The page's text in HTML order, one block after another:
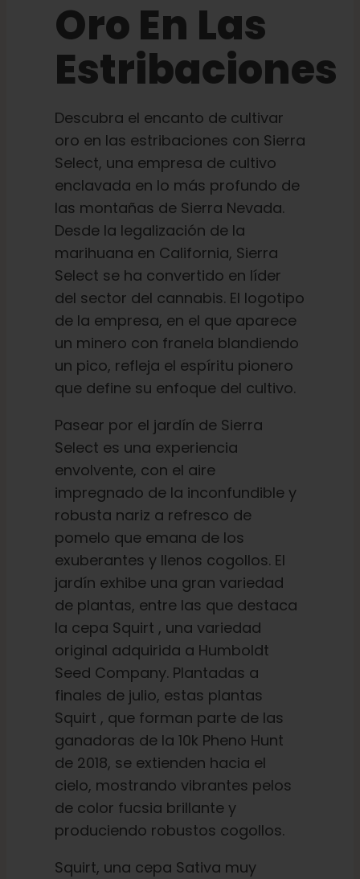
Aprenda
Acerca de
Caza de fenotipos
Preservación de la genética caribeña
Póngase en contacto con
Buscar:
Oro En Las
Estribaciones
Descubra el encanto de cultivar
oro en las estribaciones con Sierra
Select, una empresa de cultivo
enclavada en lo más profundo de
las montañas de Sierra Nevada.
Desde la legalización de la
marihuana en California, Sierra
Select se ha convertido en líder
del sector del cannabis. El logotipo
de la empresa, en el que aparece
un minero con franela blandiendo
un pico, refleja el espíritu pionero
que define su enfoque del cultivo.
Pasear por el jardín de Sierra
Select es una experiencia
envolvente, con el aire
impregnado de la inconfundible y
robusta nariz a refresco de
pomelo que emana de los
exuberantes y llenos cogollos. El
jardín exhibe una gran variedad
de plantas, entre las que destaca
la cepa Squirt , una variedad
original adquirida a Humboldt
Seed Company. Plantadas a
finales de julio, estas plantas
Squirt , que forman parte de las
ganadoras de la 10k Pheno Hunt
de 2018, se extienden hacia el
cielo, mostrando vibrantes pelos
de color fucsia brillante y
produciendo robustos cogollos.
Squirt, una cepa Sativa muy